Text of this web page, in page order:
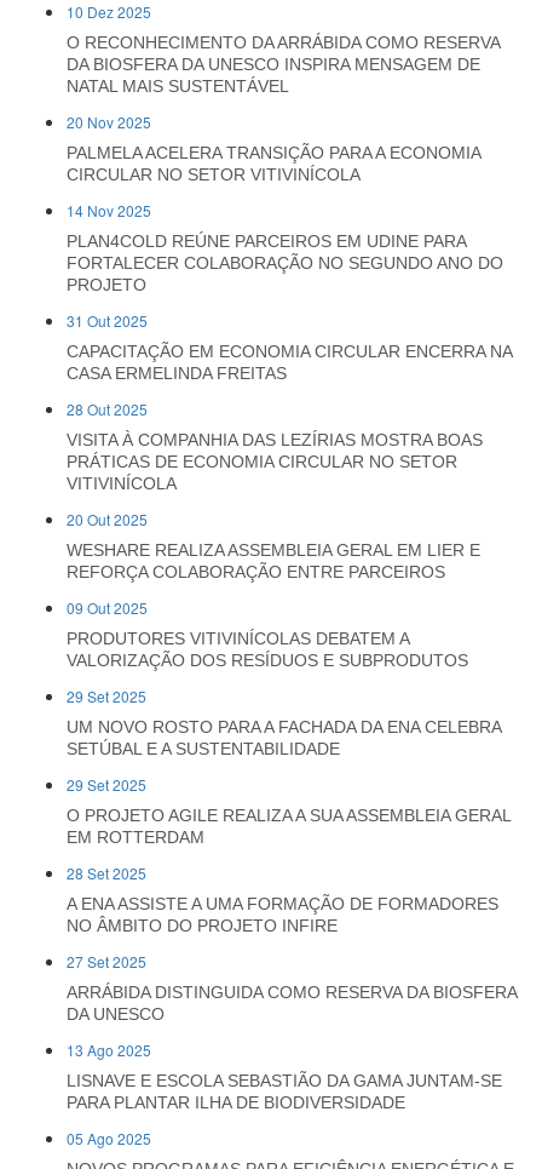
10 Dez 2025
O RECONHECIMENTO DA ARRÁBIDA COMO RESERVA
DA BIOSFERA DA UNESCO INSPIRA MENSAGEM DE
NATAL MAIS SUSTENTÁVEL
20 Nov 2025
PALMELA ACELERA TRANSIÇÃO PARA A ECONOMIA
CIRCULAR NO SETOR VITIVINÍCOLA
14 Nov 2025
PLAN4COLD REÚNE PARCEIROS EM UDINE PARA
FORTALECER COLABORAÇÃO NO SEGUNDO ANO DO
PROJETO
31 Out 2025
CAPACITAÇÃO EM ECONOMIA CIRCULAR ENCERRA NA
CASA ERMELINDA FREITAS
28 Out 2025
VISITA À COMPANHIA DAS LEZÍRIAS MOSTRA BOAS
PRÁTICAS DE ECONOMIA CIRCULAR NO SETOR
VITIVINÍCOLA
20 Out 2025
WESHARE REALIZA ASSEMBLEIA GERAL EM LIER E
REFORÇA COLABORAÇÃO ENTRE PARCEIROS
09 Out 2025
PRODUTORES VITIVINÍCOLAS DEBATEM A
VALORIZAÇÃO DOS RESÍDUOS E SUBPRODUTOS
29 Set 2025
UM NOVO ROSTO PARA A FACHADA DA ENA CELEBRA
SETÚBAL E A SUSTENTABILIDADE
29 Set 2025
O PROJETO AGILE REALIZA A SUA ASSEMBLEIA GERAL
EM ROTTERDAM
28 Set 2025
A ENA ASSISTE A UMA FORMAÇÃO DE FORMADORES
NO ÂMBITO DO PROJETO INFIRE
27 Set 2025
ARRÁBIDA DISTINGUIDA COMO RESERVA DA BIOSFERA
DA UNESCO
13 Ago 2025
LISNAVE E ESCOLA SEBASTIÃO DA GAMA JUNTAM-SE
PARA PLANTAR ILHA DE BIODIVERSIDADE
05 Ago 2025